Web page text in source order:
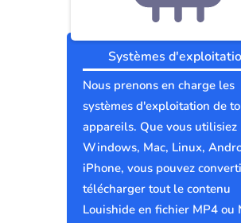
Systèmes
Nous prenons en charge les
systèmes d'exploitation de
appareils. Que vous utilisiez
Windows, Mac, Linux,
iPhone, vous pouvez
télécharger tout le contenu
Louishide en fichier MP4 ou